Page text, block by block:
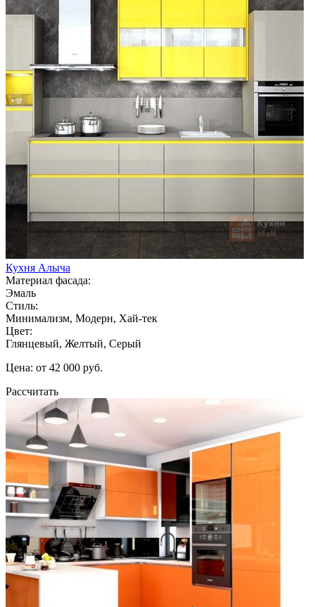
Кухня Алыча
Материал фасада:
Эмаль
Стиль:
Минимализм, Модерн, Хай-тек
Цвет:
Глянцевый, Желтый, Серый
Цена: от 42 000 руб.
Рассчитать